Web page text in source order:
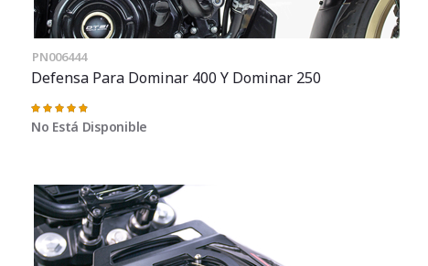
PN006444
Defensa Para Dominar 400 Y Dominar 250
Valoración:
98%
No Está Disponible